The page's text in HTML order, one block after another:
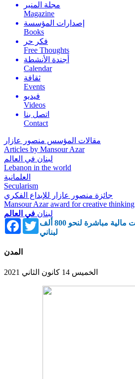
مجلة المنبر
Magazine
إصدارات المؤسسة
Books
فكر حر
Free Thoughts
أجندة الأنشطة
Calendar
ثقافة
Events
فيديو
Videos
اتصل بنا
Contact
مقالات المؤسس منصور عازار
Articles by Mansour Azar
لبنان في العالم
Lebanon in the world
العلمانية
Secularism
جائزة منصور عازار للإبداع الفكري
Mansour Azar award for creative thinking
لبنان في العالم
FacebookTwitter
البنك الدولي: مساعدات مالية مباشرة لنحو 800 ألف
لبناني
المدن
الخميس 14 كانون الثاني 2021